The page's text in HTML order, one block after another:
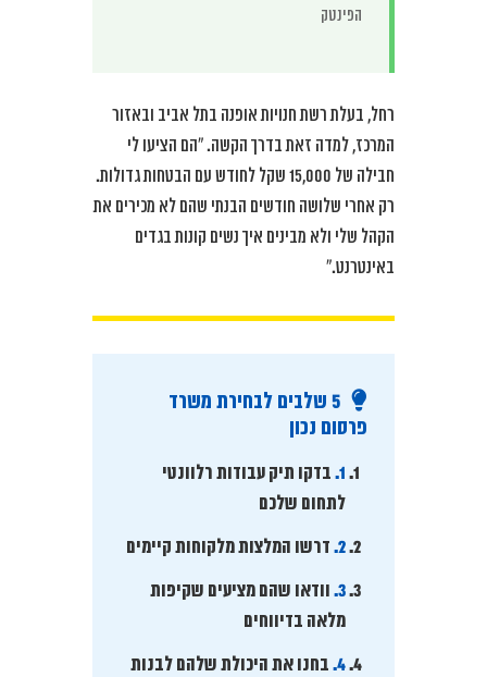
הפינטק
רחל, בעלת רשת חנויות אופנה בתל אביב ובאזור
המרכז, למדה זאת בדרך הקשה. “הם הציעו לי
חבילה של 15,000 שקל לחודש עם הבטחות גדולות.
רק אחרי שלושה חודשים הבנתי שהם לא מכירים את
הקהל שלי ולא מבינים איך נשים קונות בגדים
באינטרנט.”
5 שלבים לבחירת משרד
פרסום נכון
1. בדקו תיק עבודות רלוונטי
לתחום שלכם
2. דרשו המלצות מלקוחות קיימים
3. וודאו שהם מציעים שקיפות
מלאה בדיווחים
4. בחנו את היכולת שלהם לבנות